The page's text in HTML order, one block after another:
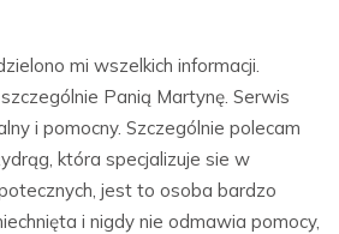
mi wszelkich informacji.
Panią Martynę. Serwis
i pomocny. Szczególnie polecam
która specjalizuje sie w
jest to osoba bardzo
i nigdy nie odmawia pomocy,